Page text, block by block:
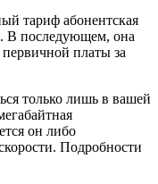
тариф абонентская
В последующем, она
первичной платы за
только лишь в вашей
он либо
Подробности